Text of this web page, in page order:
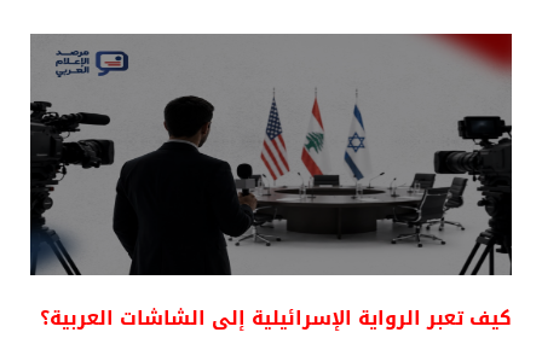
كيف تعبر الرواية الإسرائيلية إلى الشاشات العربية؟